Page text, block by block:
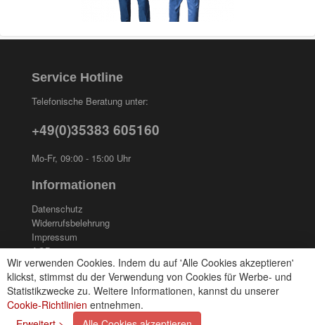
Wir verwenden Cookies. Indem du auf 'Alle Cookies akzeptieren'
klickst, stimmst du der Verwendung von Cookies für Werbe- und
Statistikzwecke zu. Weitere Informationen, kannst du unserer
Cookie-Richtlinien entnehmen.
Service Hotline
Telefonische Beratung unter:
+49(0)35383 605160
Mo-Fr, 09:00 - 15:00 Uhr
Informationen
Datenschutz
Widerrufsbelehrung
Impressum
AGB
Kontakt
Cookies einstellungen
Zahlungsarten